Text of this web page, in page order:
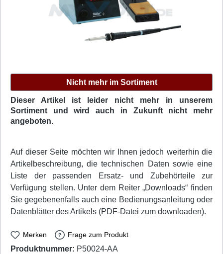
Nicht mehr im Sortiment
Dieser Artikel ist leider nicht mehr in unserem
Sortiment und wird auch in Zukunft nicht mehr
angeboten.
Auf dieser Seite möchten wir Ihnen jedoch weiterhin die
Artikelbeschreibung, die technischen Daten sowie eine
Liste der passenden Ersatz- und Zubehörteile zur
Verfügung stellen. Unter dem Reiter „Downloads“ finden
Sie gegebenenfalls auch eine Bedienungsanleitung oder
Datenblätter des Artikels (PDF-Datei zum downloaden).
Merken Frage zum Produkt
Produktnummer: P50024-AA